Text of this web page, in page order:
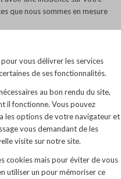
que nous sommes en mesure
vous délivrer les services
de ses fonctionnalités.
au bon rendu du site,
il fonctionne. Vous pouvez
les options de votre navigateur et
vous demandant de les
visite sur notre site.
cookies mais pour éviter de vous
utiliser un pour mémoriser ce